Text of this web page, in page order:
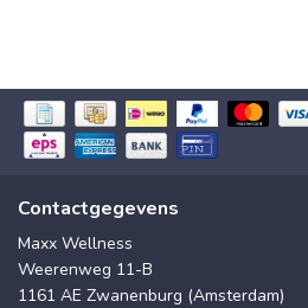
Contactgegevens
Maxx Wellness
Weerenweg 11-B
1161 AE Zwanenburg (Amsterdam)